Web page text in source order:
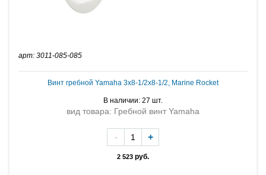
арт: 3011-085-085
Винт гребной Yamaha 3x8-1/2x8-1/2, Marine Rocket
В наличии: 27 шт.
вид товара: Гребной винт Yamaha
2 523 руб.
- +